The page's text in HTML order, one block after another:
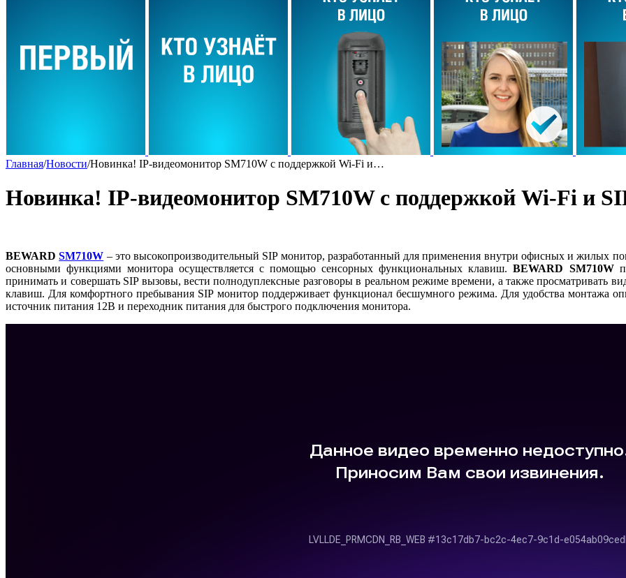
Главная/Новости/Новинка! IP-видеомонитор SM710W с поддержкой Wi-Fi и…
Новинка! IP-видеомонитор SM710W с поддержкой Wi-Fi и
BEWARDSM710W – это высокопроизводительный SIP монитор, разработанный для применения внутри офисных и жилых
основными функциями монитора осуществляется с помощью сенсорных функциональных клавиш.BEWARD SM710W
принимать и совершать SIP вызовы, вести полнодуплексные разговоры в реальном режиме времени, а также просматривать
клавиш. Для комфортного пребывания SIP монитор поддерживает функционал бесшумного режима. Для удобства монтажа
источник питания 12В и переходник питания для быстрого подключения монитора.